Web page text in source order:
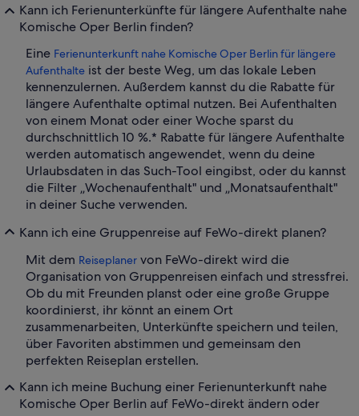
Kann ich Ferienunterkünfte für längere Aufenthalte nahe
Komische Oper Berlin finden?
Eine Ferienunterkunft nahe Komische Oper Berlin für längere
Aufenthalte ist der beste Weg, um das lokale Leben
kennenzulernen. Außerdem kannst du die Rabatte für
längere Aufenthalte optimal nutzen. Bei Aufenthalten
von einem Monat oder einer Woche sparst du
durchschnittlich 10 %.* Rabatte für längere Aufenthalte
werden automatisch angewendet, wenn du deine
Urlaubsdaten in das Such-Tool eingibst, oder du kannst
die Filter „Wochenaufenthalt" und „Monatsaufenthalt"
in deiner Suche verwenden.
Kann ich eine Gruppenreise auf FeWo-direkt planen?
Mit dem Reiseplaner von FeWo-direkt wird die
Organisation von Gruppenreisen einfach und stressfrei.
Ob du mit Freunden planst oder eine große Gruppe
koordinierst, ihr könnt an einem Ort
zusammenarbeiten, Unterkünfte speichern und teilen,
über Favoriten abstimmen und gemeinsam den
perfekten Reiseplan erstellen.
Kann ich meine Buchung einer Ferienunterkunft nahe
Komische Oper Berlin auf FeWo-direkt ändern oder